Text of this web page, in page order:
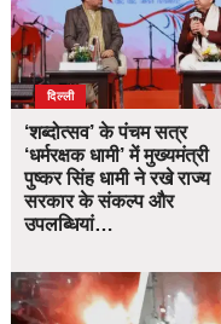
दिल्ली
‘शब्दोत्सव’ के पंचम सत्र
‘धर्मरक्षक धामी’ में मुख्यमंत्री
पुष्कर सिंह धामी ने रखे राज्य
सरकार के संकल्प और
उपलब्धियां…